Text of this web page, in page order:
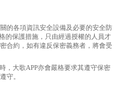
的各項資訊安全設備及必要的安全防
的保護措施，只由經過授權的人員才
合約，如有違反保密義務者，將會受
，大歌APP亦會嚴格要求其遵守保密
守。